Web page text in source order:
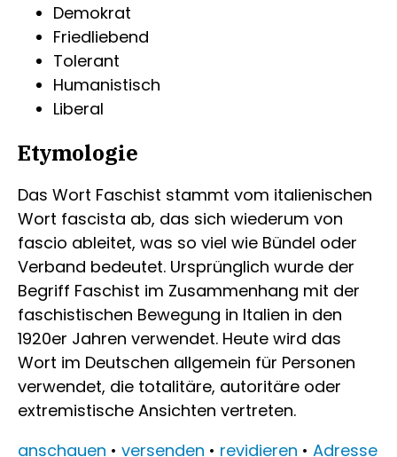
Demokrat
Friedliebend
Tolerant
Humanistisch
Liberal
Etymologie
Das Wort Faschist stammt vom italienischen
Wort fascista ab, das sich wiederum von
fascio ableitet, was so viel wie Bündel oder
Verband bedeutet. Ursprünglich wurde der
Begriff Faschist im Zusammenhang mit der
faschistischen Bewegung in Italien in den
1920er Jahren verwendet. Heute wird das
Wort im Deutschen allgemein für Personen
verwendet, die totalitäre, autoritäre oder
extremistische Ansichten vertreten.
anschauen • versenden • revidieren • Adresse